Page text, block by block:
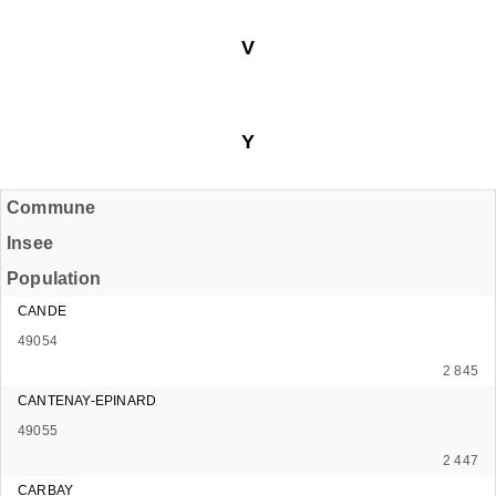
V
Y
Commune
Insee
Population
CANDE
49054
2 845
CANTENAY-EPINARD
49055
2 447
CARBAY